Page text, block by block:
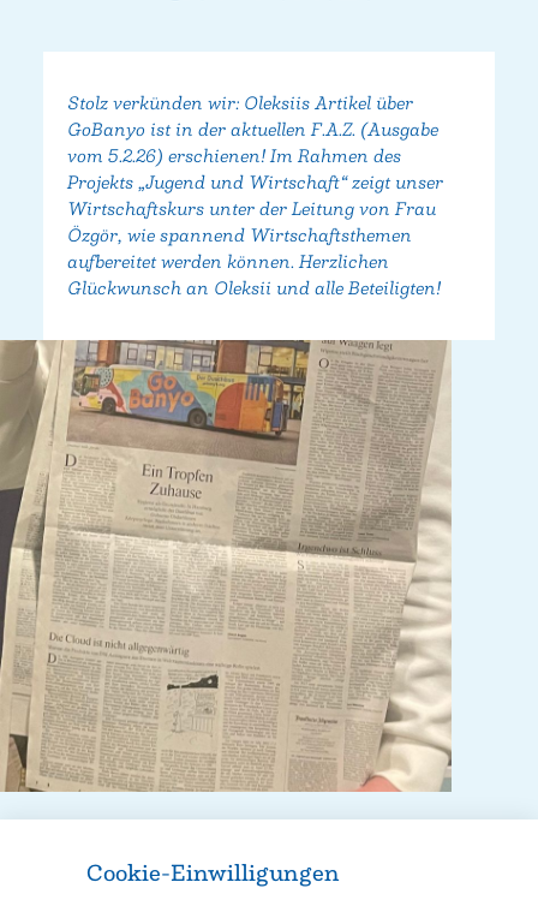
Cookie-Einwilligungen
Stolz verkünden wir: Oleksiis Artikel über
GoBanyo ist in der aktuellen F.A.Z. (Ausgabe
vom 5.2.26) erschienen! Im Rahmen des
Projekts „Jugend und Wirtschaft“ zeigt unser
Wirtschaftskurs unter der Leitung von Frau
Özgör, wie spannend Wirtschaftsthemen
aufbereitet werden können. Herzlichen
Glückwunsch an Oleksii und alle Beteiligten!